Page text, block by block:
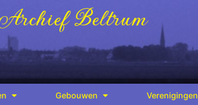
Beltrum
Gebouwen Verenigingen